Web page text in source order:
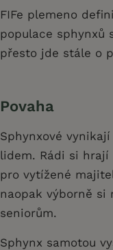
FIFe plemeno
populace sphynxů
přesto jde stále o
Povaha
Sphynxové
lidem. Rádi si hrají
pro vytížené
naopak výborně si
seniorům.
Sphynx samotou